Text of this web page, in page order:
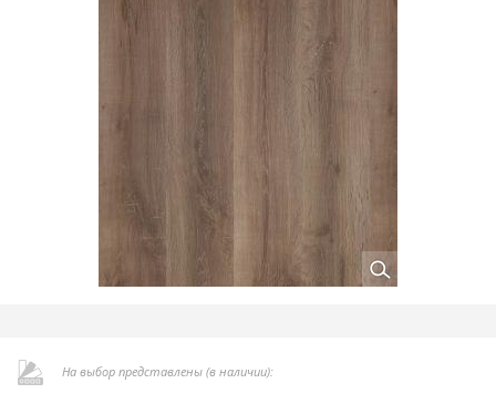
На выбор представлены (в наличии):